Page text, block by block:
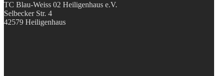
TC Blau-Weiss 02 Heiligenhaus e.V.
Selbecker Str. 4
42579 Heiligenhaus